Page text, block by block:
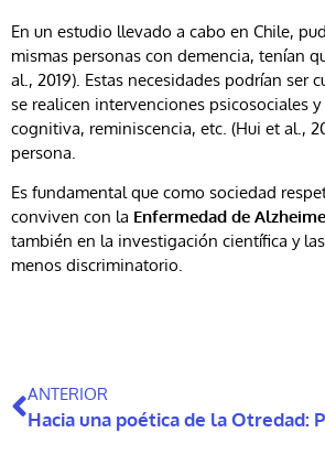
En un estudio llevado a cabo en Chile,
mismas personas con demencia, tenían
al., 2019). Estas necesidades podrían
se realicen intervenciones psicosociales
cognitiva, reminiscencia, etc. (Hui et al.,
persona.
Es fundamental que como sociedad
conviven con la Enfermedad de
también en la investigación científica y
menos discriminatorio.
ANTERIOR